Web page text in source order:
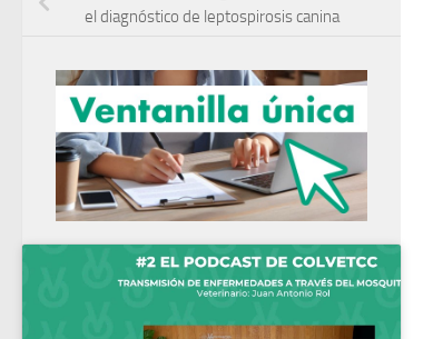
el diagnóstico de leptospirosis canina